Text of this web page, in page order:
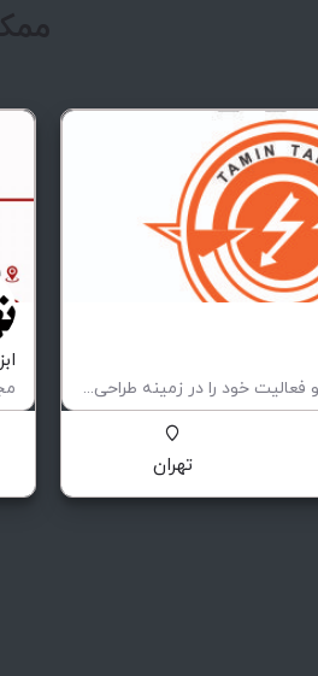
حوزه فعالیت تامین تابلو فعاليت خود را در زمينه طراحی و ساخت انواع تابلوهای فشار ضعيف و متوسط (فيكس و كشويی)…
تهران